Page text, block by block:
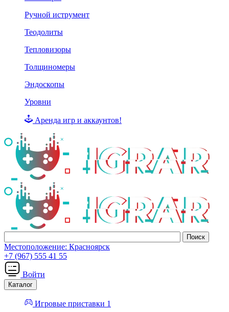
Ручной иструмент
Теодолиты
Тепловизоры
Толщиномеры
Эндоскопы
Уровни
Аренда игр и аккаунтов!
Местоположение: Красноярск
+7 (967) 555 41 55
Войти
Каталог
Игровые приставки 1